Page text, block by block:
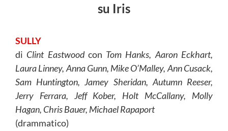
su Iris
SULLY
di Clint Eastwood con Tom Hanks, Aaron Eckhart,
Laura Linney, Anna Gunn, Mike O’Malley, Ann Cusack,
Sam Huntington, Jamey Sheridan, Autumn Reeser,
Jerry Ferrara, Jeff Kober, Holt McCallany, Molly
Hagan, Chris Bauer, Michael Rapaport
(drammatico)